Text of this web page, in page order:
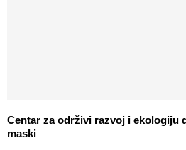
Centar za održivi razvoj i ekologiju
maski